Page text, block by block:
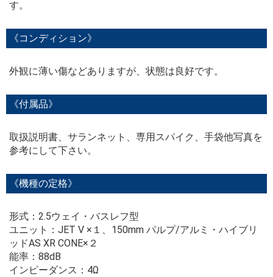
す。
《コンディション》
外観に薄い傷などありますが、状態は良好です。
《付属品》
取扱説明書、サランネット、専用スパイク、手袋他写真を
参考にして下さい。
《機種の定格》
形式：2.5ウェイ・バスレフ型
ユニット：JET V ×１、150mm パルプ/アルミ・ハイブリ
ッドAS XR CONE×２
能率：88dB
インピーダンス：4Ω